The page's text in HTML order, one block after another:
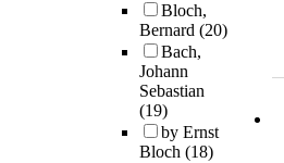
Bloch,
Bernard (20)
Bach,
Johann
Sebastian
(19)
by Ernst
Bloch (18)